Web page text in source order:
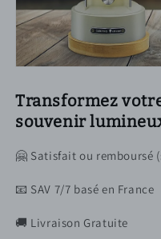
Transformez
souvenir
🤗 Satisfait ou remboursé
📧 SAV 7/7 basé en France
🚚 Livraison Gratuite